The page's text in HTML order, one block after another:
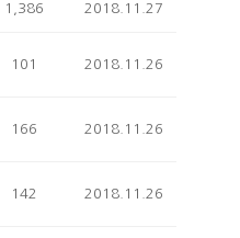
1,386 2018.11.27
101 2018.11.26
166 2018.11.26
142 2018.11.26